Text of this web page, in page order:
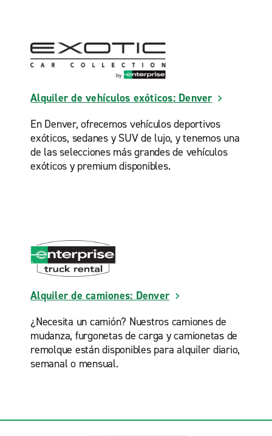
Alquiler de vehículos exóticos: Denver
En Denver, ofrecemos vehículos deportivos
exóticos, sedanes y SUV de lujo, y tenemos una
de las selecciones más grandes de vehículos
exóticos y premium disponibles.
Alquiler de camiones: Denver
¿Necesita un camión? Nuestros camiones de
mudanza, furgonetas de carga y camionetas de
remolque están disponibles para alquiler diario,
semanal o mensual.